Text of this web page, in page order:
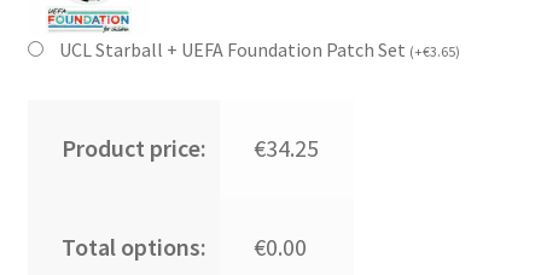
UCL Starball + UEFA Foundation Patch Set (+€3.65)
Product price: €34.25
Total options: €0.00